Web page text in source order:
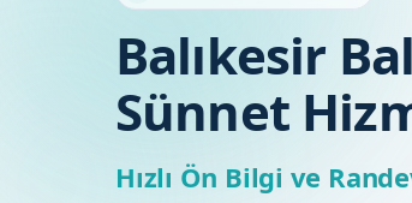
Balıkesir
Sünnet
Hızlı Ön Bilgi ve